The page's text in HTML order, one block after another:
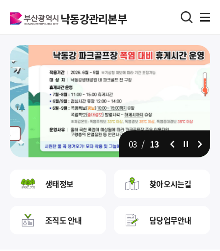
낙동강관리본부
03 / 13 일시정지
생태정보 찾아오시는길
조직도 안내 담당업무안내